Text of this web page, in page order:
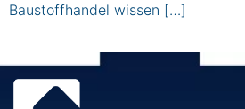
Baustoffhandel wissen […]